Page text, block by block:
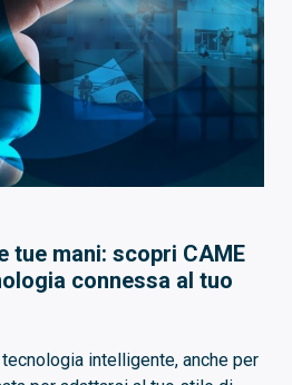
tue mani: scopri CAME
connessa al tuo
tecnologia intelligente, anche per